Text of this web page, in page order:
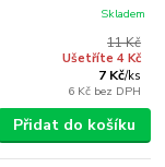
11 Kč
Ušetříte 4 Kč
7 Kč/ks
6 Kč bez DPH
Skladem
Přidat do košíku